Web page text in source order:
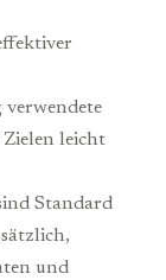
verwendete
leicht
Standard
und